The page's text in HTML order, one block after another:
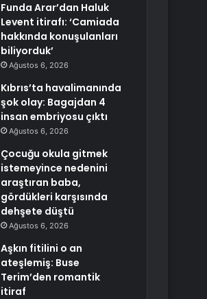
Funda Arar’dan Haluk
Levent itirafı: ‘Camiada
hakkında konuşulanları
biliyorduk’
Ağustos 6, 2026
Kıbrıs’ta havalimanında
şok olay: Bagajdan 4
insan embriyosu çıktı
Ağustos 6, 2026
Çocuğu okula gitmek
istemeyince nedenini
araştıran baba,
gördükleri karşısında
dehşete düştü
Ağustos 6, 2026
Aşkın fitilini o an
ateşlemiş: Buse
Terim’den romantik
itiraf